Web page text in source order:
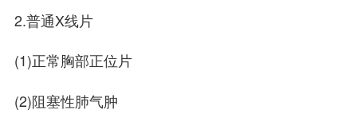
2.普通X线片
(1)正常胸部正位片
(2)阻塞性肺气肿